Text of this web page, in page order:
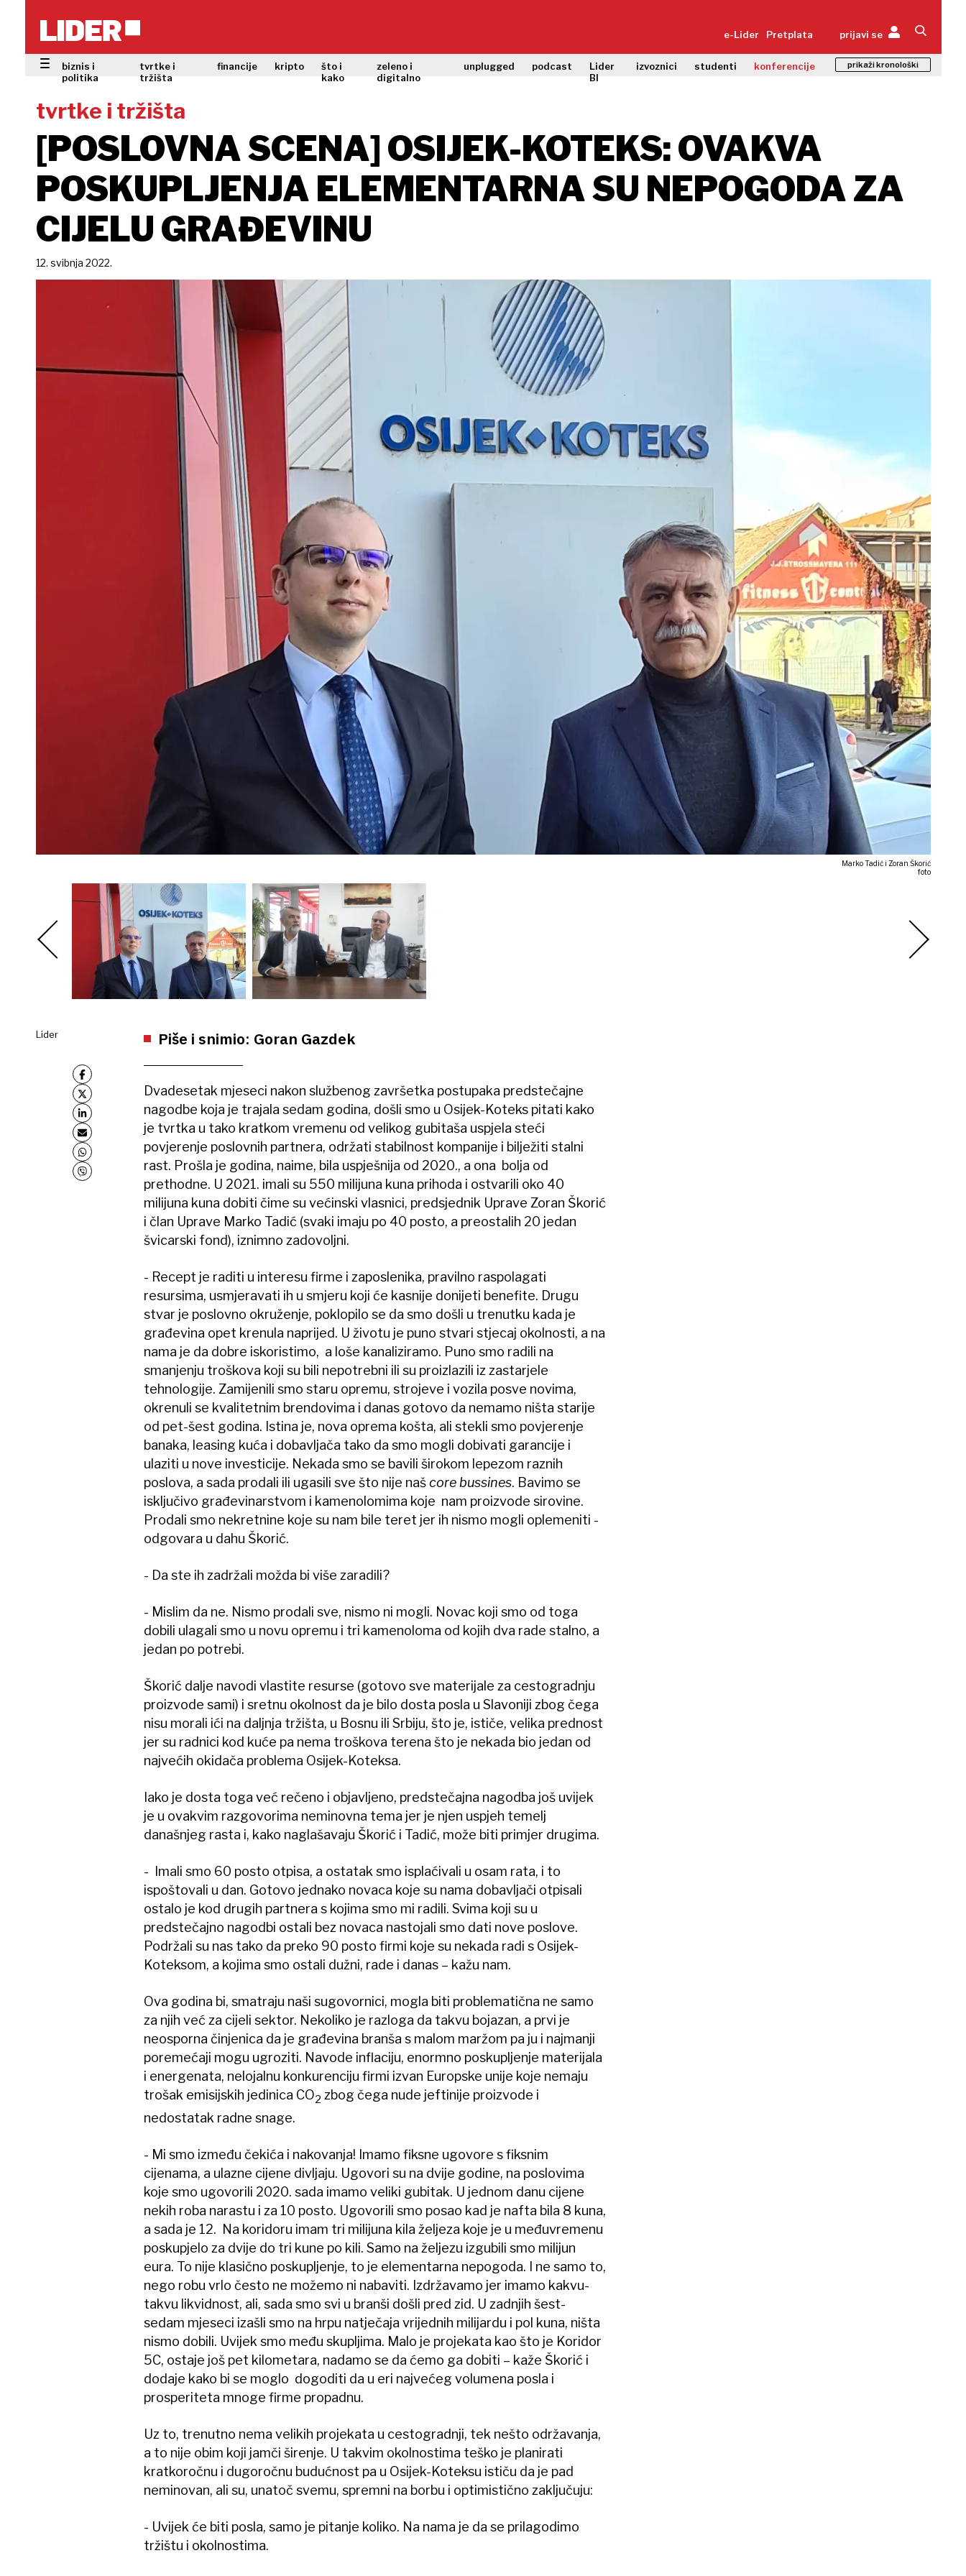
e-Lider Pretplata prijavi se
biznis i
politika
tvrtke i
tržišta
financije kripto
što i
kako
zeleno i
digitalno
unplugged podcast
Lider
BI
izvoznici studenti konferencije prikaži kronološki
tvrtke i tržišta
[POSLOVNA SCENA] OSIJEK-KOTEKS: OVAKVA
POSKUPLJENJA ELEMENTARNA SU NEPOGODA ZA
CIJELU GRAĐEVINU
12. svibnja 2022.
Marko Tadić i Zoran Škorić
foto
Lider Piše i snimio: Goran Gazdek
Dvadesetak mjeseci nakon službenog završetka postupaka predstečajne
nagodbe koja je trajala sedam godina, došli smo u Osijek-Koteks pitati kako
je tvrtka u tako kratkom vremenu od velikog gubitaša uspjela steći
povjerenje poslovnih partnera, održati stabilnost kompanije i bilježiti stalni
rast. Prošla je godina, naime, bila uspješnija od 2020., a ona bolja od
prethodne. U 2021. imali su 550 milijuna kuna prihoda i ostvarili oko 40
milijuna kuna dobiti čime su većinski vlasnici, predsjednik Uprave Zoran Škorić
i član Uprave Marko Tadić (svaki imaju po 40 posto, a preostalih 20 jedan
švicarski fond), iznimno zadovoljni.
- Recept je raditi u interesu firme i zaposlenika, pravilno raspolagati
resursima, usmjeravati ih u smjeru koji će kasnije donijeti benefite. Drugu
stvar je poslovno okruženje, poklopilo se da smo došli u trenutku kada je
građevina opet krenula naprijed. U životu je puno stvari stjecaj okolnosti, a na
nama je da dobre iskoristimo, a loše kanaliziramo. Puno smo radili na
smanjenju troškova koji su bili nepotrebni ili su proizlazili iz zastarjele
tehnologije. Zamijenili smo staru opremu, strojeve i vozila posve novima,
okrenuli se kvalitetnim brendovima i danas gotovo da nemamo ništa starije
od pet-šest godina. Istina je, nova oprema košta, ali stekli smo povjerenje
banaka, leasing kuća i dobavljača tako da smo mogli dobivati garancije i
ulaziti u nove investicije. Nekada smo se bavili širokom lepezom raznih
poslova, a sada prodali ili ugasili sve što nije našcore bussines. Bavimo se
isključivo građevinarstvom i kamenolomima koje nam proizvode sirovine.
Prodali smo nekretnine koje su nam bile teret jer ih nismo mogli oplemeniti -
odgovara u dahu Škorić.
- Da ste ih zadržali možda bi više zaradili?
- Mislim da ne. Nismo prodali sve, nismo ni mogli. Novac koji smo od toga
dobili ulagali smo u novu opremu i tri kamenoloma od kojih dva rade stalno, a
jedan po potrebi.
Škorić dalje navodi vlastite resurse (gotovo sve materijale za cestogradnju
proizvode sami) i sretnu okolnost da je bilo dosta posla u Slavoniji zbog čega
nisu morali ići na daljnja tržišta, u Bosnu ili Srbiju, što je, ističe, velika prednost
jer su radnici kod kuće pa nema troškova terena što je nekada bio jedan od
najvećih okidača problema Osijek-Koteksa.
Iako je dosta toga već rečeno i objavljeno, predstečajna nagodba još uvijek
je u ovakvim razgovorima neminovna tema jer je njen uspjeh temelj
današnjeg rasta i, kako naglašavaju Škorić i Tadić, može biti primjer drugima.
- Imali smo 60 posto otpisa, a ostatak smo isplaćivali u osam rata, i to
ispoštovali u dan. Gotovo jednako novaca koje su nama dobavljači otpisali
ostalo je kod drugih partnera s kojima smo mi radili. Svima koji su u
predstečajno nagodbi ostali bez novaca nastojali smo dati nove poslove.
Podržali su nas tako da preko 90 posto firmi koje su nekada radi s Osijek-
Koteksom, a kojima smo ostali dužni, rade i danas – kažu nam.
Ova godina bi, smatraju naši sugovornici, mogla biti problematična ne samo
za njih već za cijeli sektor. Nekoliko je razloga da takvu bojazan, a prvi je
neosporna činjenica da je građevina branša s malom maržom pa ju i najmanji
poremećaji mogu ugroziti. Navode inflaciju, enormno poskupljenje materijala
i energenata, nelojalnu konkurenciju firmi izvan Europske unije koje nemaju
trošak emisijskih jedinica CO2 zbog čega nude jeftinije proizvode i
nedostatak radne snage.
- Mi smo između čekića i nakovanja! Imamo fiksne ugovore s fiksnim
cijenama, a ulazne cijene divljaju. Ugovori su na dvije godine, na poslovima
koje smo ugovorili 2020. sada imamo veliki gubitak. U jednom danu cijene
nekih roba narastu i za 10 posto. Ugovorili smo posao kad je nafta bila 8 kuna,
a sada je 12. Na koridoru imam tri milijuna kila željeza koje je u međuvremenu
poskupjelo za dvije do tri kune po kili. Samo na željezu izgubili smo milijun
eura. To nije klasično poskupljenje, to je elementarna nepogoda. I ne samo to,
nego robu vrlo često ne možemo ni nabaviti. Izdržavamo jer imamo kakvu-
takvu likvidnost, ali, sada smo svi u branši došli pred zid. U zadnjih šest-
sedam mjeseci izašli smo na hrpu natječaja vrijednih milijardu i pol kuna, ništa
nismo dobili. Uvijek smo među skupljima. Malo je projekata kao što je Koridor
5C, ostaje još pet kilometara, nadamo se da ćemo ga dobiti – kaže Škorić i
dodaje kako bi se moglo dogoditi da u eri najvećeg volumena posla i
prosperiteta mnoge firme propadnu.
Uz to, trenutno nema velikih projekata u cestogradnji, tek nešto održavanja,
a to nije obim koji jamči širenje. U takvim okolnostima teško je planirati
kratkoročnu i dugoročnu budućnost pa u Osijek-Koteksu ističu da je pad
neminovan, ali su, unatoč svemu, spremni na borbu i optimistično zaključuju:
- Uvijek će biti posla, samo je pitanje koliko. Na nama je da se prilagodimo
tržištu i okolnostima.